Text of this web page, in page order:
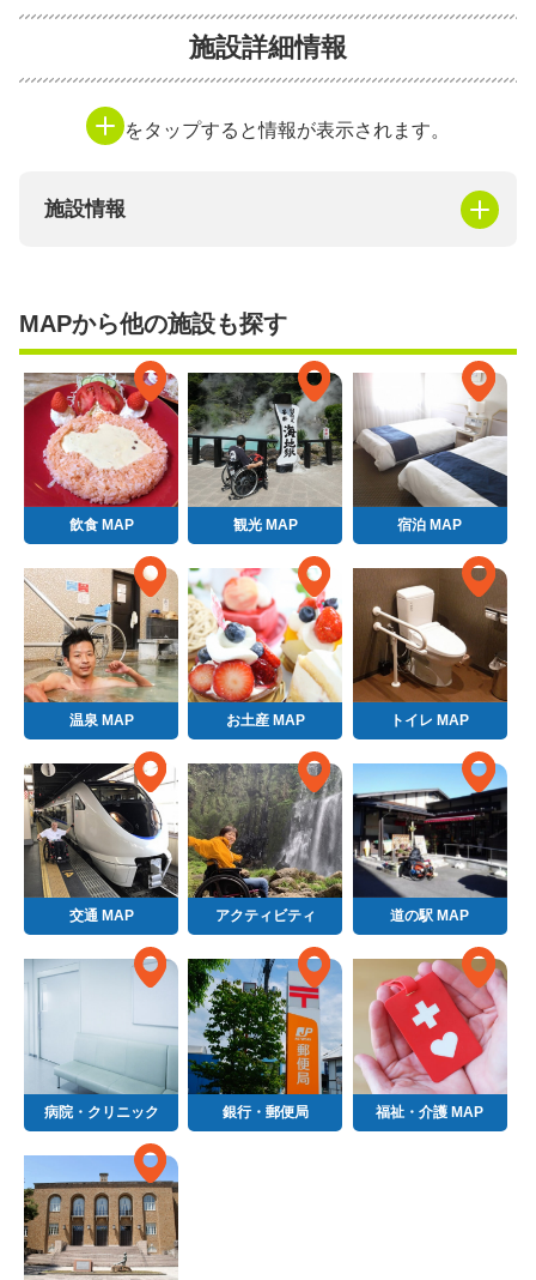
施設詳細情報
をタップすると情報が表示されます。
施設情報
MAPから他の施設も探す
飲食 MAP 観光 MAP 宿泊 MAP
温泉 MAP お土産 MAP トイレ MAP
交通 MAP アクティビティ 道の駅 MAP
病院・クリニック 銀行・郵便局 福祉・介護 MAP